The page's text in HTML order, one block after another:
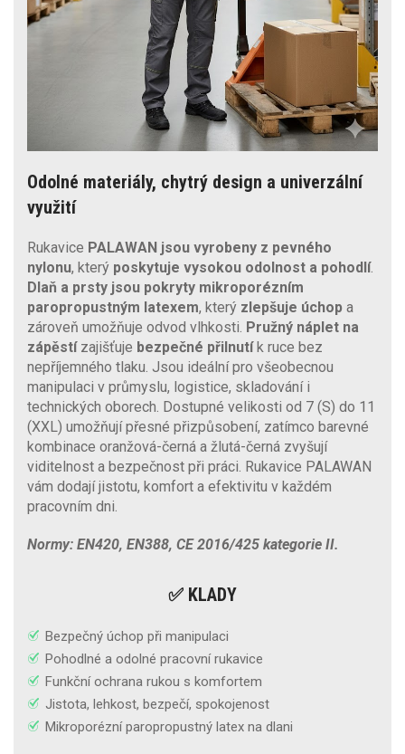
Odolné materiály, chytrý design a univerzální
využití
Rukavice PALAWAN jsou vyrobeny z pevného
nylonu, který poskytuje vysokou odolnost a pohodlí.
Dlaň a prsty jsou pokryty mikroporézním
paropropustným latexem, který zlepšuje úchop a
zároveň umožňuje odvod vlhkosti. Pružný náplet na
zápěstí zajišťuje bezpečné přilnutí k ruce bez
nepříjemného tlaku. Jsou ideální pro všeobecnou
manipulaci v průmyslu, logistice, skladování i
technických oborech. Dostupné velikosti od 7 (S) do 11
(XXL) umožňují přesné přizpůsobení, zatímco barevné
kombinace oranžová-černá a žlutá-černá zvyšují
viditelnost a bezpečnost při práci. Rukavice PALAWAN
vám dodají jistotu, komfort a efektivitu v každém
pracovním dni.
Normy: EN420, EN388, CE 2016/425 kategorie II.
✅ KLADY
Bezpečný úchop při manipulaci
Pohodlné a odolné pracovní rukavice
Funkční ochrana rukou s komfortem
Jistota, lehkost, bezpečí, spokojenost
Mikroporézní paropropustný latex na dlani